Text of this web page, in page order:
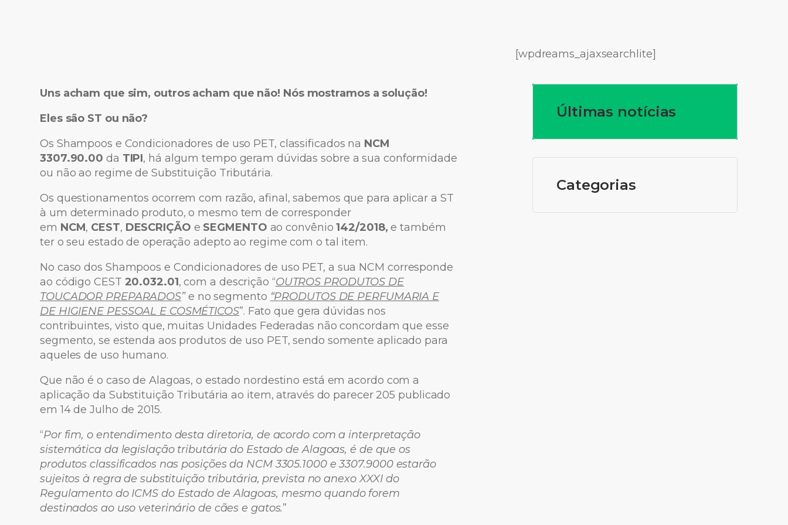
Uns acham que sim, outros acham que não! Nós mostramos a solução!
Eles são ST ou não?
Os Shampoos e Condicionadores de uso PET, classificados na NCM
3307.90.00 da TIPI, há algum tempo geram dúvidas sobre a sua conformidade
ou não ao regime de Substituição Tributária.
Os questionamentos ocorrem com razão, afinal, sabemos que para aplicar a ST
à um determinado produto, o mesmo tem de corresponder
em NCM, CEST, DESCRIÇÃO e SEGMENTO ao convênio142/2018, e também
ter o seu estado de operação adepto ao regime com o tal item.
No caso dos Shampoos e Condicionadores de uso PET, a sua NCM corresponde
ao código CEST 20.032.01, com a descrição “OUTROS PRODUTOS DE
TOUCADOR PREPARADOS”e no segmento “PRODUTOS DE PERFUMARIA E
DE HIGIENE PESSOAL E COSMÉTICOS”. Fato que gera dúvidas nos
contribuintes, visto que, muitas Unidades Federadas não concordam que esse
segmento, se estenda aos produtos de uso PET, sendo somente aplicado para
aqueles de uso humano.
Que não é o caso de Alagoas, o estado nordestino está em acordo com a
aplicação da Substituição Tributária ao item, através do parecer 205 publicado
em 14 de Julho de 2015.
“Por fim, o entendimento desta diretoria, de acordo com a interpretação
sistemática da legislação tributária do Estado de Alagoas, é de que os
produtos classificados nas posições da NCM 3305.1000 e 3307.9000 estarão
sujeitos à regra de substituição tributária, prevista no anexo XXXI do
Regulamento do ICMS do Estado de Alagoas, mesmo quando forem
destinados ao uso veterinário de cães e gatos.”
Últimas notícias
Categorias
[wpdreams_ajaxsearchlite]